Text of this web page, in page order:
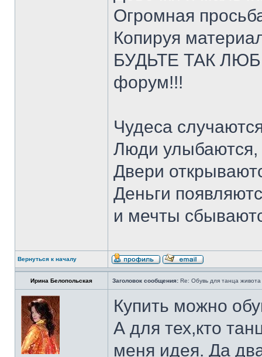
Огромная
Копируя
БУДЬТЕ ТАК
форум!!!
Чудеса
Люди улыбаются,
Двери
Деньги
и мечты
Вернуться к началу
Ирина Белопольская Заголовок сообщения: Re: Обувь для танца живота
Купить можно
А для тех,кто
меня идея. Да